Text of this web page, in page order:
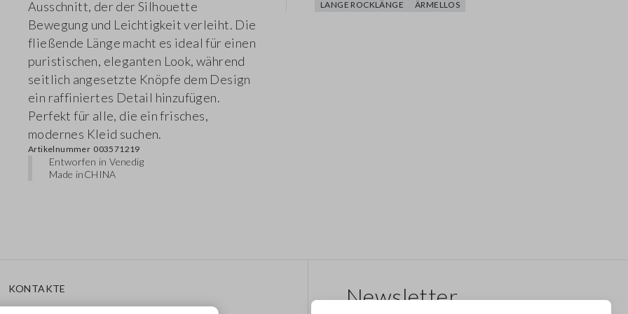
Ausschnitt, der der Silhouette
Bewegung und Leichtigkeit verleiht. Die
fließende Länge macht es ideal für einen
puristischen, eleganten Look, während
seitlich angesetzte Knöpfe dem Design
ein raffiniertes Detail hinzufügen.
Perfekt für alle, die ein frisches,
modernes Kleid suchen.
Artikelnummer 003571219
Entworfen in Venedig
Made inCHINA
LANGE ROCKLÄNGE
ÄRMELLOS
KONTAKTE
Rufen Sie Uns An: 041
Newsletter